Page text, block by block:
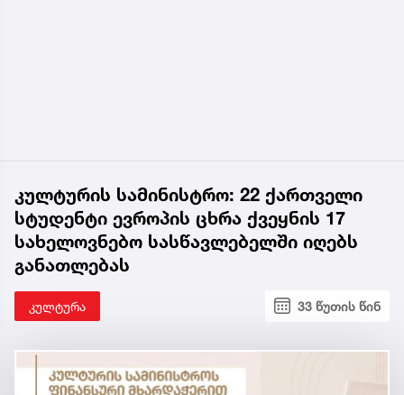
კულტურის სამინისტრო: 22 ქართველი
სტუდენტი ევროპის ცხრა ქვეყნის 17
სახელოვნებო სასწავლებელში იღებს
განათლებას
კულტურა 33 წუთის წინ